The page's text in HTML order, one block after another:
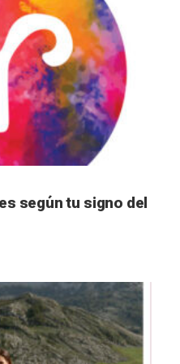
según tu signo del